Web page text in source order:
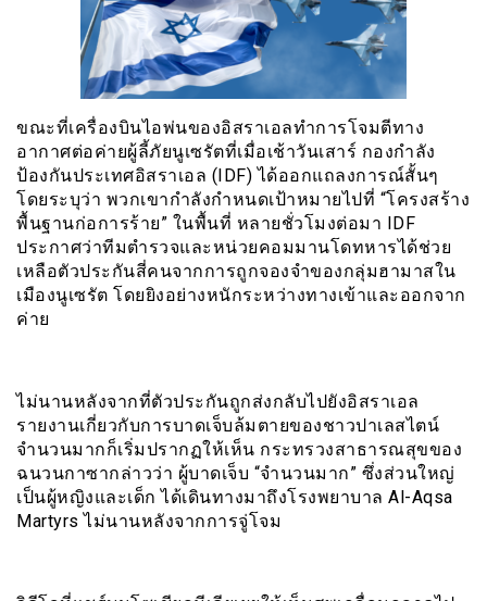
ขณะที่เครื่องบินไอพ่นของอิสราเอลทำการโจมตีทาง
อากาศต่อค่ายผู้ลี้ภัยนูเซรัตที่เมื่อเช้าวันเสาร์ กองกำลัง
ป้องกันประเทศอิสราเอล (IDF) ได้ออกแถลงการณ์สั้นๆ
โดยระบุว่า พวกเขากำลังกำหนดเป้าหมายไปที่ “โครงสร้าง
พื้นฐานก่อการร้าย” ในพื้นที่ หลายชั่วโมงต่อมา IDF
ประกาศว่าทีมตำรวจและหน่วยคอมมานโดทหารได้ช่วย
เหลือตัวประกันสี่คนจากการถูกจองจำของกลุ่มฮามาสใน
เมืองนูเซรัต โดยยิงอย่างหนักระหว่างทางเข้าและออกจาก
ค่าย
ไม่นานหลังจากที่ตัวประกันถูกส่งกลับไปยังอิสราเอล
รายงานเกี่ยวกับการบาดเจ็บล้มตายของชาวปาเลสไตน์
จำนวนมากก็เริ่มปรากฏให้เห็น กระทรวงสาธารณสุขของ
ฉนวนกาซากล่าวว่า ผู้บาดเจ็บ “จำนวนมาก” ซึ่งส่วนใหญ่
เป็นผู้หญิงและเด็ก ได้เดินทางมาถึงโรงพยาบาล Al-Aqsa
Martyrs ไม่นานหลังจากการจู่โจม